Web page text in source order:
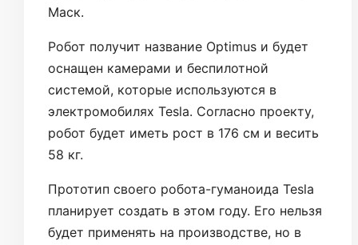
Маск.
Робот получит название Optimus и будет
оснащен камерами и беспилотной
системой, которые используются в
электромобилях Tesla. Согласно проекту,
робот будет иметь рост в 176 см и весить
58 кг.
Прототип своего робота-гуманоида Tesla
планирует создать в этом году. Его нельзя
будет применять на производстве, но в